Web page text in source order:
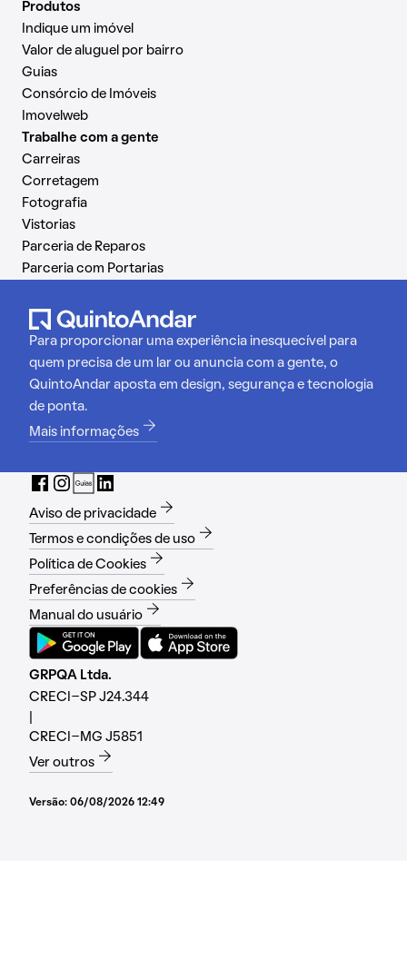
Produtos
Indique um imóvel
Valor de aluguel por bairro
Guias
Consórcio de Imóveis
Imovelweb
Trabalhe com a gente
Carreiras
Corretagem
Fotografia
Vistorias
Parceria de Reparos
Parceria com Portarias
Para proporcionar uma experiência inesquecível para
quem precisa de um lar ou anuncia com a gente, o
QuintoAndar aposta em design, segurança e tecnologia
de ponta.
Mais informações
Aviso de privacidade
Termos e condições de uso
Política de Cookies
Preferências de cookies
Manual do usuário
GRPQA Ltda.
CRECI-SP J24.344
CRECI-MG J5851
Ver outros
Versão: 06/08/2026 12:49